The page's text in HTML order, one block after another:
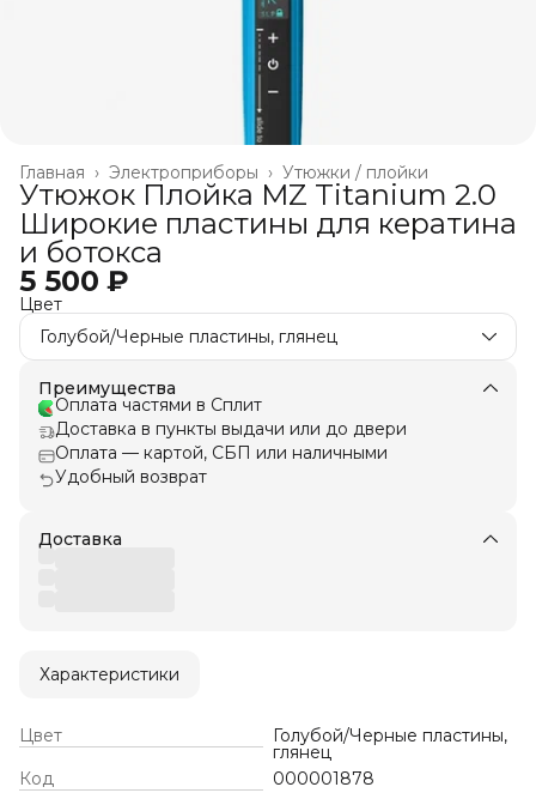
Утюжки / плойки
Электроприборы ›
Главная ›
Утюжок Плойка MZ Titanium 2.0
Широкие пластины для кератина
и ботокса
5 500 ₽
Цвет
Голубой/Черные пластины, глянец
Преимущества
Оплата частями в Сплит
Доставка в пункты выдачи или до двери
Оплата — картой, СБП или наличными
Удобный возврат
Доставка
Характеристики
Цвет Голубой/Черные пластины,
глянец
Код
000001878